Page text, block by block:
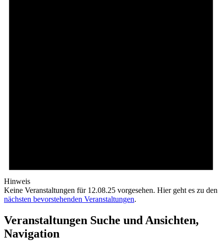
Hinweis
Keine Veranstaltungen für 12.08.25 vorgesehen. Hier geht es zu den
nächsten bevorstehenden Veranstaltungen.
Veranstaltungen Suche und Ansichten,
Navigation